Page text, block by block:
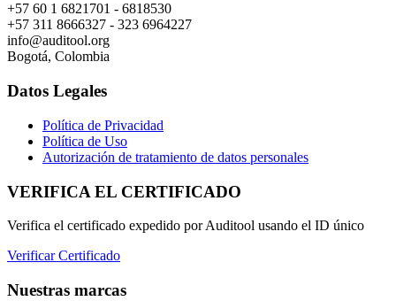
+57 60 1 6821701 - 6818530
+57 311 8666327 - 323 6964227
info@auditool.org
Bogotá, Colombia
Datos Legales
Política de Privacidad
Política de Uso
Autorización de tratamiento de datos personales
VERIFICA EL CERTIFICADO
Verifica el certificado expedido por Auditool usando el ID único
Verificar Certificado
Nuestras marcas